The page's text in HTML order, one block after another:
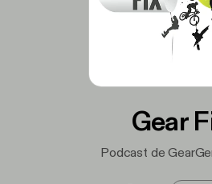
Gear
Podcast de